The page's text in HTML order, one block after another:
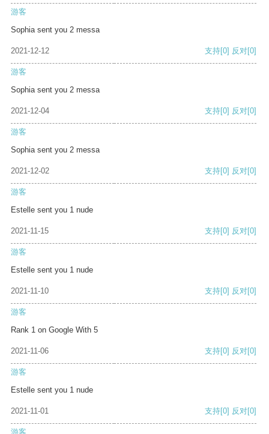
游客
Sophia sent you 2 messa
2021-12-12 支持[0] 反对[0]
游客
Sophia sent you 2 messa
2021-12-04 支持[0] 反对[0]
游客
Sophia sent you 2 messa
2021-12-02 支持[0] 反对[0]
游客
Estelle sent you 1 nude
2021-11-15 支持[0] 反对[0]
游客
Estelle sent you 1 nude
2021-11-10 支持[0] 反对[0]
游客
Rank 1 on Google With 5
2021-11-06 支持[0] 反对[0]
游客
Estelle sent you 1 nude
2021-11-01 支持[0] 反对[0]
游客